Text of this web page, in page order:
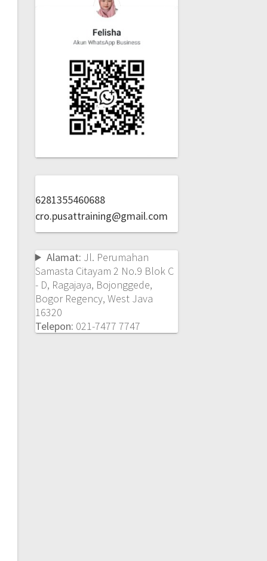
6281355460688
cro.pusattraining@gmail.com
Alamat: Jl. Perumahan
Samasta Citayam 2 No.9 Blok C
- D, Ragajaya, Bojonggede,
Bogor Regency, West Java
16320
Telepon: 021-7477 7747